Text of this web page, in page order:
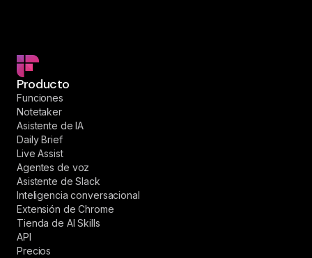
Producto
Funciones
Notetaker
Asistente de IA
Daily Brief
Live Assist
Agentes de voz
Asistente de Slack
Inteligencia conversacional
Extensión de Chrome
Tienda de AI Skills
API
Precios